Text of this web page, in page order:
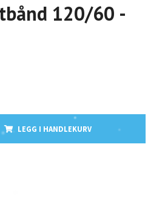
120/60 -
LEGG I HANDLEKURV